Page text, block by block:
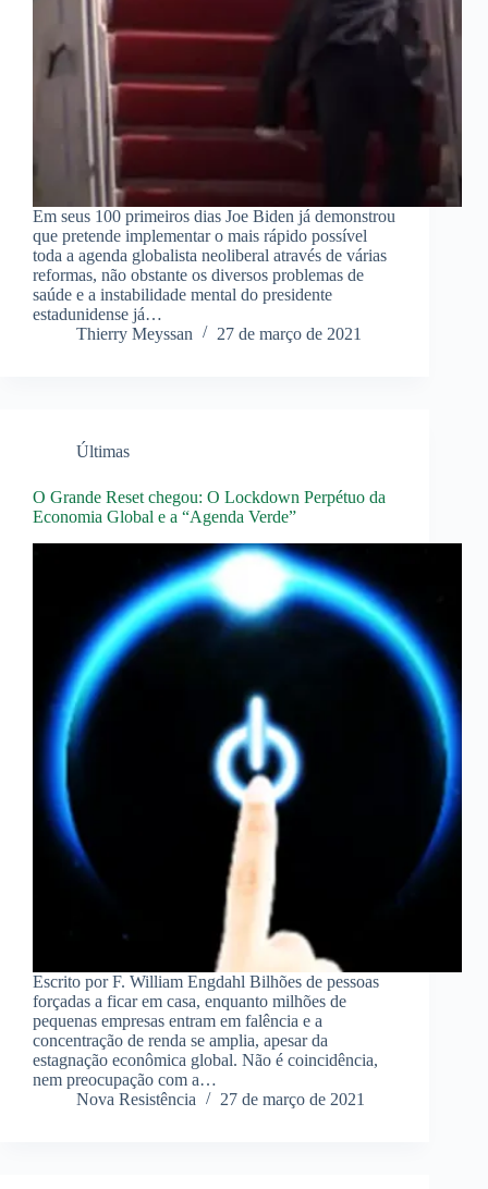
Em seus 100 primeiros dias Joe Biden já demonstrou
que pretende implementar o mais rápido possível
toda a agenda globalista neoliberal através de várias
reformas, não obstante os diversos problemas de
saúde e a instabilidade mental do presidente
estadunidense já…
Thierry Meyssan
27 de março de 2021
Últimas
O Grande Reset chegou: O Lockdown Perpétuo da
Economia Global e a “Agenda Verde”
Escrito por F. William Engdahl Bilhões de pessoas
forçadas a ficar em casa, enquanto milhões de
pequenas empresas entram em falência e a
concentração de renda se amplia, apesar da
estagnação econômica global. Não é coincidência,
nem preocupação com a…
Nova Resistência
27 de março de 2021